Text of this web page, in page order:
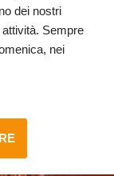
dei nostri
Sempre
nei